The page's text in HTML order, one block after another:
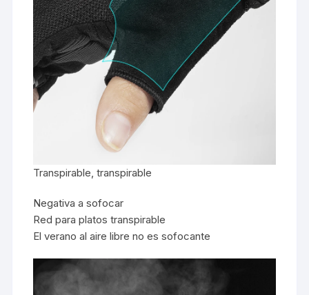
Transpirable, transpirable
Negativa a sofocar
Red para platos transpirable
El verano al aire libre no es sofocante